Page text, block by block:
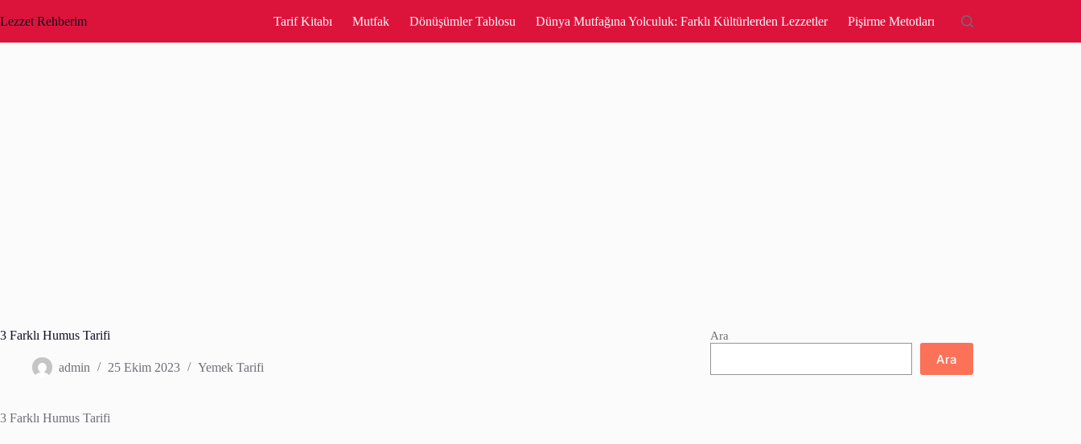
to
Lezzet Rehberim Tarif Kitabı Mutfak Dönüşümler Tablosu Dünya Mutfağına Yolculuk: Farklı Kültürlerden Lezzetler Pişirme Metotları
3 Farklı Humus Tarifi
admin 25 Ekim 2023 Yemek Tarifi
3 Farklı Humus Tarifi
Ara
Ara